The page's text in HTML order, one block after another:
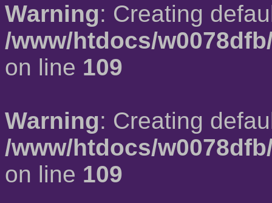
Warning: Creating
/www/htdocs/
on line 109
Warning: Creating
/www/htdocs/
on line 109